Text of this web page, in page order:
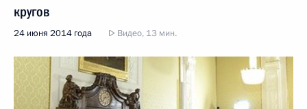
кругов
24 июня 2014 года Видео, 13 мин.